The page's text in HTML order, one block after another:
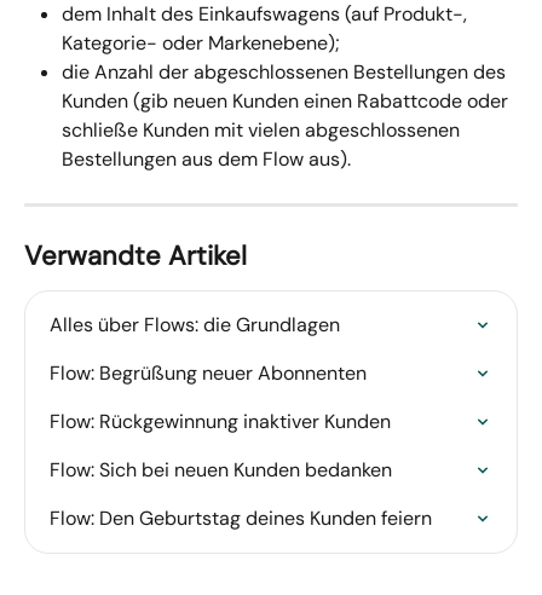
dem Inhalt des Einkaufswagens (auf Produkt-,
Kategorie- oder Markenebene);
die Anzahl der abgeschlossenen Bestellungen des
Kunden (gib neuen Kunden einen Rabattcode oder
schließe Kunden mit vielen abgeschlossenen
Bestellungen aus dem Flow aus).
Verwandte Artikel
Alles über Flows: die Grundlagen
Flow: Begrüßung neuer Abonnenten
Flow: Rückgewinnung inaktiver Kunden
Flow: Sich bei neuen Kunden bedanken
Flow: Den Geburtstag deines Kunden feiern